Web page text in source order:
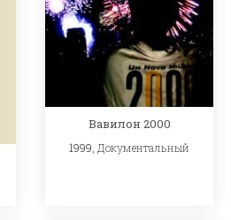
Вавилон 2000
1999, Документальный